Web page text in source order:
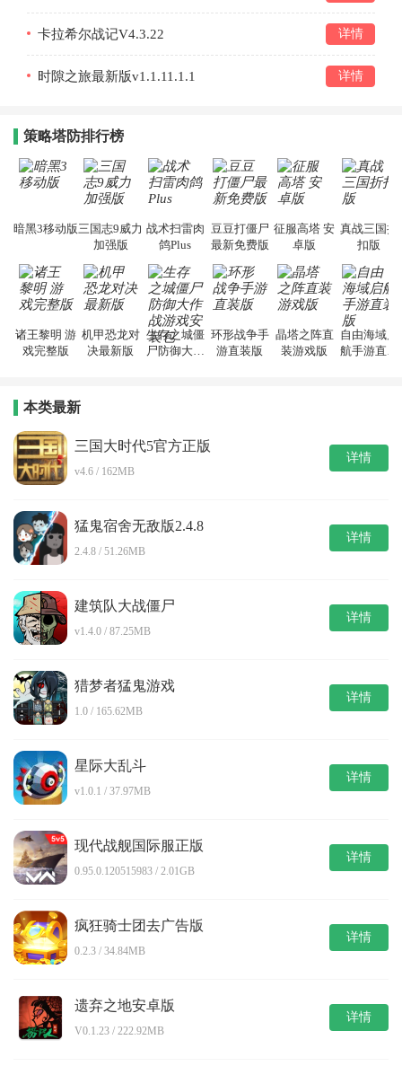
卡拉希尔战记V4.3.22 详情
时隙之旅最新版v1.1.11.1.1 详情
策略塔防排行榜
暗黑3移动版三国志9威力
加强版
战术扫雷肉
鸽Plus
豆豆打僵尸
最新免费版
征服高塔 安
卓版
真战三国折
扣版
诸王黎明 游
戏完整版
机甲恐龙对
决最新版
生存之城僵
尸防御大作
环形战争手
游直装版
晶塔之阵直
装游戏版
自由海域启
航手游直装
本类最新
三国大时代5官方正版
v4.6 / 162MB
详情
猛鬼宿舍无敌版2.4.8
2.4.8 / 51.26MB
详情
建筑队大战僵尸
v1.4.0 / 87.25MB
详情
猎梦者猛鬼游戏
1.0 / 165.62MB
详情
星际大乱斗
v1.0.1 / 37.97MB
详情
现代战舰国际服正版
0.95.0.120515983 / 2.01GB
详情
疯狂骑士团去广告版
0.2.3 / 34.84MB
详情
遗弃之地安卓版
V0.1.23 / 222.92MB
详情